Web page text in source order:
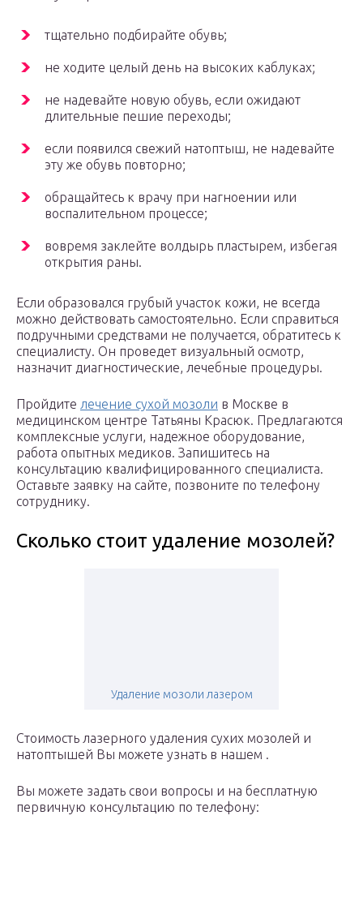
тщательно подбирайте обувь;
не ходите целый день на высоких каблуках;
не надевайте новую обувь, если ожидают
длительные пешие переходы;
если появился свежий натоптыш, не надевайте
эту же обувь повторно;
обращайтесь к врачу при нагноении или
воспалительном процессе;
вовремя заклейте волдырь пластырем, избегая
открытия раны.
Если образовался грубый участок кожи, не всегда
можно действовать самостоятельно. Если справиться
подручными средствами не получается, обратитесь к
специалисту. Он проведет визуальный осмотр,
назначит диагностические, лечебные процедуры.
Пройдите лечение сухой мозоли в Москве в
медицинском центре Татьяны Красюк. Предлагаются
комплексные услуги, надежное оборудование,
работа опытных медиков. Запишитесь на
консультацию квалифицированного специалиста.
Оставьте заявку на сайте, позвоните по телефону
сотруднику.
Сколько стоит удаление мозолей?
Удаление мозоли лазером
Стоимость лазерного удаления сухих мозолей и
натоптышей Вы можете узнать в нашем .
Вы можете задать свои вопросы и на бесплатную
первичную консультацию по телефону: